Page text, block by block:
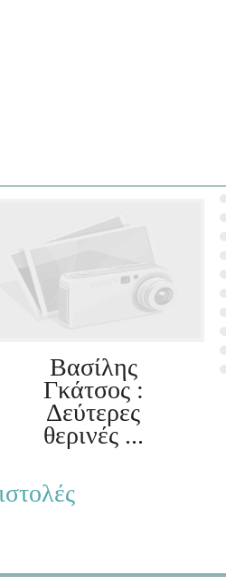
Βασίλης
Γκάτσος :
Δεύτερες
θερινές ...